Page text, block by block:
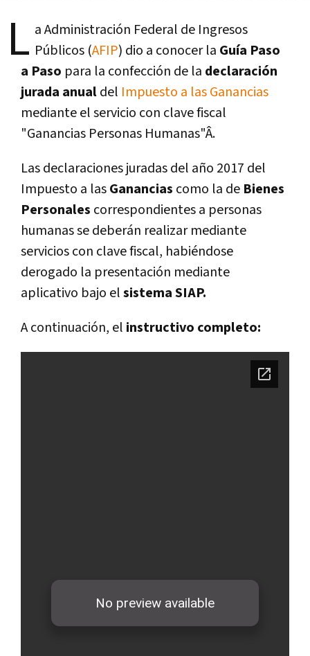
L a Administración Federal de Ingresos
Públicos (AFIP) dio a conocer la Guí­a Paso
a Paso para la confección de la declaración
jurada anualdel Impuesto a las Ganancias
mediante el servicio con clave fiscal
"Ganancias Personas Humanas"Â.
Las declaraciones juradas del año 2017 del
Impuesto a lasGanancias como la de Bienes
Personales correspondientes a personas
humanas se deberán realizar mediante
servicios con clave fiscal, habiéndose
derogado la presentación mediante
aplicativo bajo elsistema SIAP.
A continuación, el instructivo completo: